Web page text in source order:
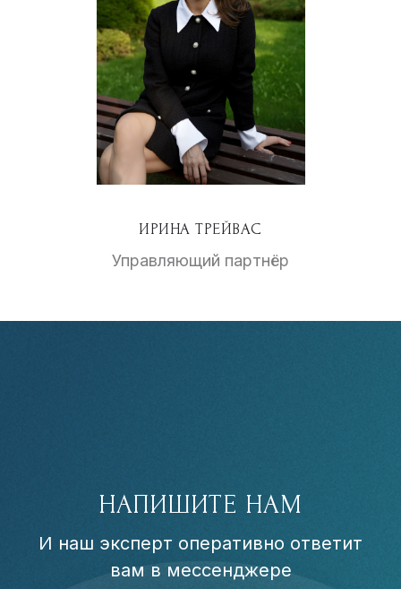
ИРИНА ТРЕЙВАС
Управляющий партнёр
НАПИШИТЕ НАМ
И наш эксперт оперативно ответит
вам в мессенджере